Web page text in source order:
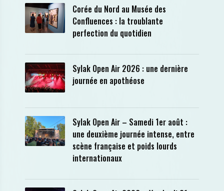
Corée du Nord au Musée des
Confluences : la troublante
perfection du quotidien
Sylak Open Air 2026 : une dernière
journée en apothéose
Sylak Open Air – Samedi 1er août :
une deuxième journée intense, entre
scène française et poids lourds
internationaux